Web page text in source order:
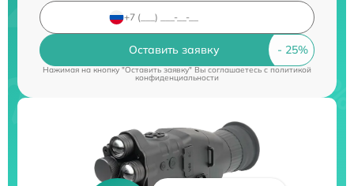
Оставить заявку
Нажимая на кнопку "Оставить заявку" Вы соглашаетесь cполитикой
конфиденциальности